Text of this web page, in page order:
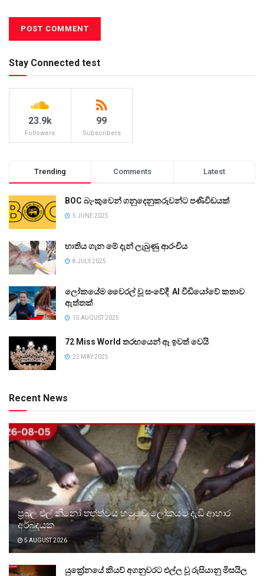
Stay Connected test
23.9k
Followers
99
Subscribers
Trending Comments Latest
BOC බැංකුවෙන් ගනුදෙනුකරුවන්ට පණිවිඩයක්
5 JUNE 2025
භාතිය ගැන මේ දැන් ලැබුණු ආරංචිය
8 JULY 2025
ලෝකයේම වෛරල් වූ සංවේදී AI වීඩියෝවේ කතාව
ඇත්තක්
15 AUGUST 2025
72 Miss World තරඟයෙන් ඈ ඉවත් වෙයි
22 MAY 2025
Recent News
ප්‍රබල එල් නීනෝ තත්ත්වය හමුවේ ලෝකයට දැඩි ආහාර
අර්බුදයක
5 AUGUST 2026
යුක්‍රේනයේ කියව් අගනුවරට එල්ල වූ රුසියානු මිසයිල